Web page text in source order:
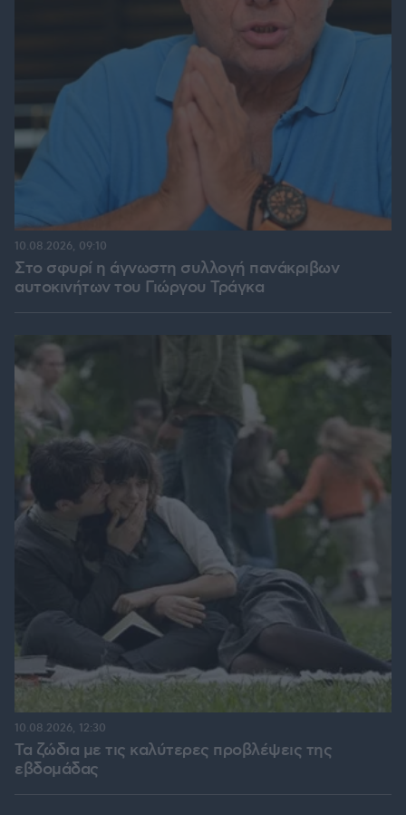
Στο σφυρί η άγνωστη συλλογή πανάκριβων
αυτοκινήτων του Γιώργου Τράγκα
10.08.2026, 09:10
Τα ζώδια με τις καλύτερες προβλέψεις της
εβδομάδας
10.08.2026, 12:30